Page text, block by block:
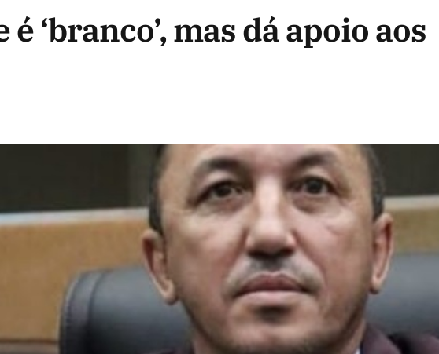
‘branco’, mas dá apoio aos